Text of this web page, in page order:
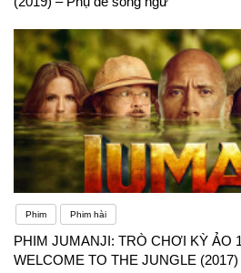
Phim Phim hài
PHIM JUMANJI: TRÒ CHƠI KỲ ẢO
WELCOME TO THE JUNGLE